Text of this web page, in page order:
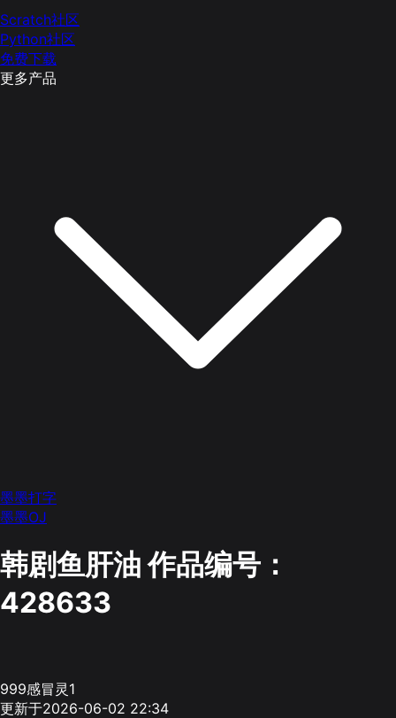
Scratch社区
Python社区
免费下载
更多产品
墨墨打字
墨墨OJ
韩剧鱼肝油作品编号：
428633
999感冒灵1
更新于2026-06-02 22:34